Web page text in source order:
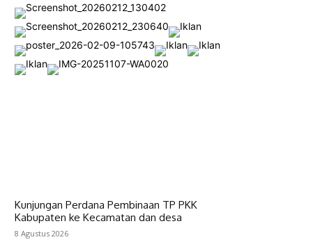
Kunjungan Perdana Pembinaan TP PKK
Kabupaten ke Kecamatan dan desa
8 Agustus 2026